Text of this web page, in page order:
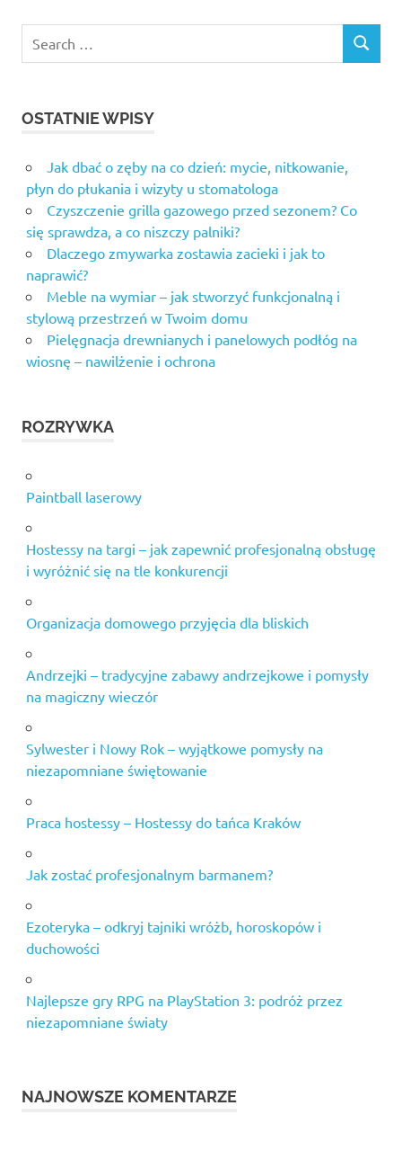
for:
SEARCH
OSTATNIE WPISY
Jak dbać o zęby na co dzień: mycie, nitkowanie,
płyn do płukania i wizyty u stomatologa
Czyszczenie grilla gazowego przed sezonem? Co
się sprawdza, a co niszczy palniki?
Dlaczego zmywarka zostawia zacieki i jak to
naprawić?
Meble na wymiar – jak stworzyć funkcjonalną i
stylową przestrzeń w Twoim domu
Pielęgnacja drewnianych i panelowych podłóg na
wiosnę – nawilżenie i ochrona
ROZRYWKA
Paintball laserowy
Hostessy na targi – jak zapewnić profesjonalną obsługę
i wyróżnić się na tle konkurencji
Organizacja domowego przyjęcia dla bliskich
Andrzejki – tradycyjne zabawy andrzejkowe i pomysły
na magiczny wieczór
Sylwester i Nowy Rok – wyjątkowe pomysły na
niezapomniane świętowanie
Praca hostessy – Hostessy do tańca Kraków
Jak zostać profesjonalnym barmanem?
Ezoteryka – odkryj tajniki wróżb, horoskopów i
duchowości
Najlepsze gry RPG na PlayStation 3: podróż przez
niezapomniane światy
NAJNOWSZE KOMENTARZE